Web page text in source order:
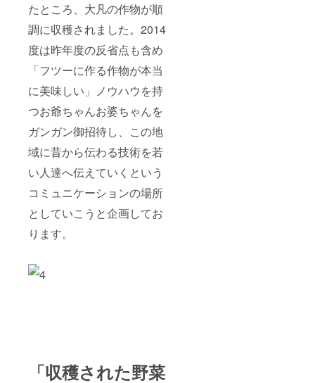
たところ、大凡の作物が順
調に収穫されました。2014
度は昨年度の反省点も含め
「フツーに作る作物が本当
に美味しい」ノウハウを持
つお爺ちゃんお婆ちゃんを
ガンガン御招待し、この地
域に昔から伝わる技術を若
い人達へ伝えていくという
コミュニケーションの場所
としていこうと企画してお
ります。
「収穫された野菜